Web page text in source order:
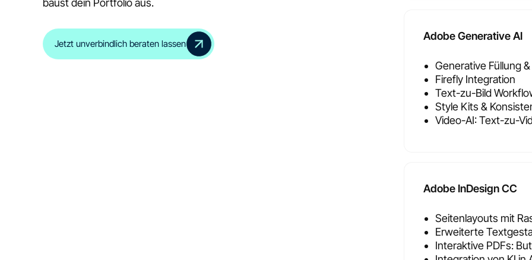
Jetzt unverbindlich beraten lassen
Adobe Generative AI
Generative Füllung
Firefly Integration
Text-zu-Bild
Style Kits &
Video-AI: Text-zu-
Adobe InDesign CC
Seitenlayouts mit
Erweiterte
Interaktive PDFs: